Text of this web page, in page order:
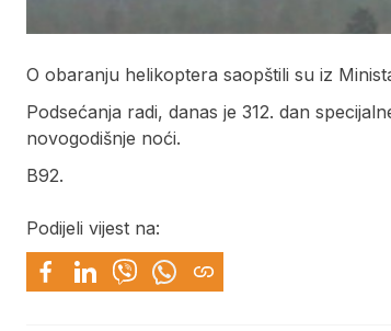
O obaranju helikoptera saopštili su iz
Podsećanja radi, danas je 312. dan
novogodišnje noći.
B92.
Podijeli vijest na: